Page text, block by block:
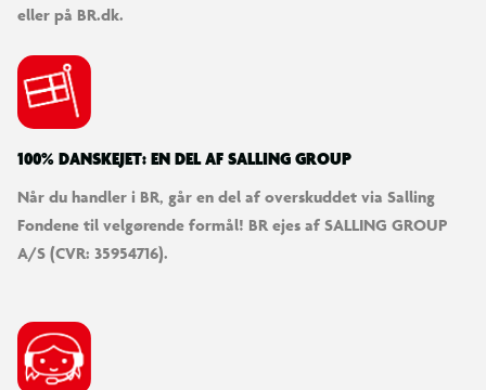
eller på BR.dk.
100% DANSKEJET: EN DEL AF SALLING GROUP
Når du handler i BR, går en del af overskuddet via Salling
Fondene til velgørende formål! BR ejes af SALLING GROUP
A/S (CVR: 35954716).